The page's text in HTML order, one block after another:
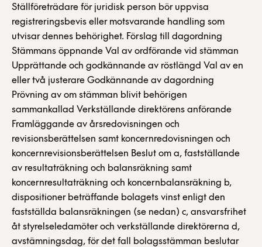
Ställföreträdare för juridisk person bör uppvisa
registreringsbevis eller motsvarande handling som
utvisar dennes behörighet. Förslag till dagordning
Stämmans öppnande Val av ordförande vid stämman
Upprättande och godkännande av röstlängd Val av en
eller två justerare Godkännande av dagordning
Prövning av om stämman blivit behörigen
sammankallad Verkställande direktörens anförande
Framläggande av årsredovisningen och
revisionsberättelsen samt koncernredovisningen och
koncernrevisionsberättelsen Beslut om a, fastställande
av resultaträkning och balansräkning samt
koncernresultaträkning och koncernbalansräkning b,
dispositioner beträffande bolagets vinst enligt den
fastställda balansräkningen (se nedan) c, ansvarsfrihet
åt styrelseledamöter och verkställande direktörerna d,
avstämningsdag, för det fall bolagsstämman beslutar